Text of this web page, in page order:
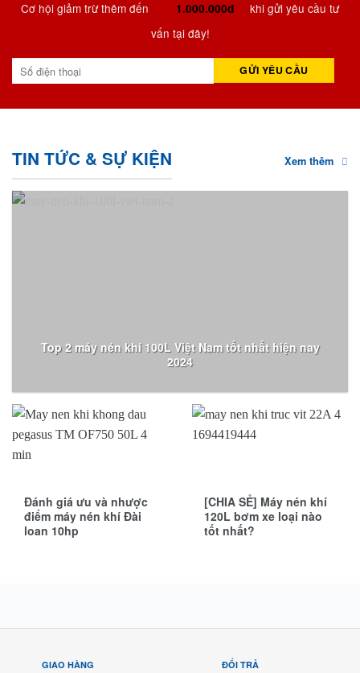
Cơ hội giảm trừ thêm đến 1.000.000đ
khi gửi yêu cầu tư
vấn tại đây!
TIN TỨC & SỰ KIỆN Xem thêm
Top 2 máy nén khí 100L Việt Nam tốt nhất hiện nay
2024
Đánh giá ưu và nhược
điểm máy nén khí Đài
loan 10hp
[CHIA SẺ] Máy nén khí
120L bơm xe loại nào
tốt nhất?
GIAO HÀNG ĐỔI TRẢ